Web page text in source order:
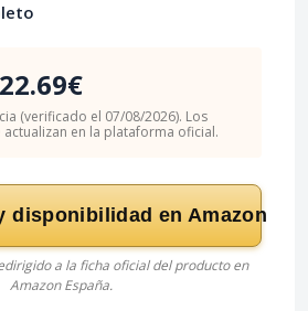
22.69€
(verificado el 07/08/2026). Los
actualizan en la plataforma oficial.
disponibilidad en Amazon
a la ficha oficial del producto en
Amazon España.